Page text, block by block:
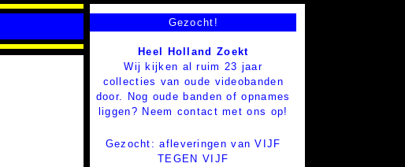
Gezocht!
Heel Holland Zoekt
Wij kijken al ruim 23 jaar
collecties van oude videobanden
door. Nog oude banden of opnames
liggen? Neem contact met ons op!
Gezocht: afleveringen van VIJF
TEGEN VIJF